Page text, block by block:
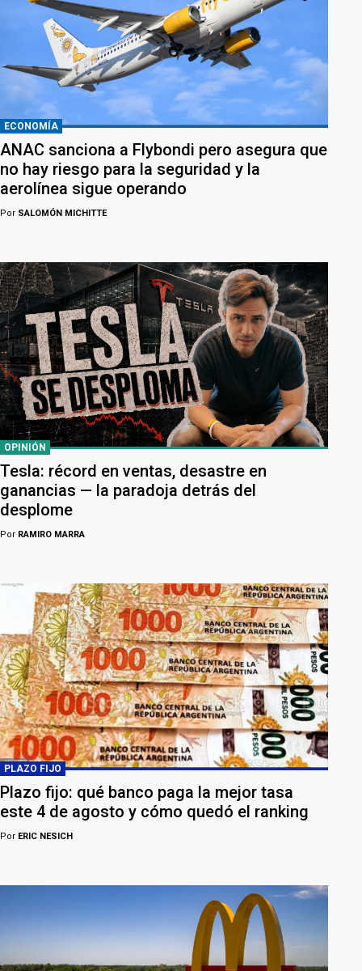
ECONOMÍA
ANAC sanciona a Flybondi pero asegura que
no hay riesgo para la seguridad y la
aerolínea sigue operando
Por SALOMÓN MICHITTE
OPINIÓN
Tesla: récord en ventas, desastre en
ganancias — la paradoja detrás del
desplome
Por RAMIRO MARRA
PLAZO FIJO
Plazo fijo: qué banco paga la mejor tasa
este 4 de agosto y cómo quedó el ranking
Por ERIC NESICH